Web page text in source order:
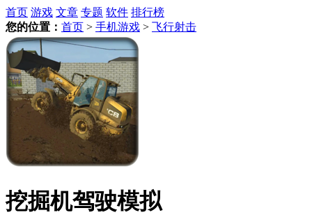
首页 游戏 文章 专题 软件 排行榜
您的位置： 首页 > 手机游戏 > 飞行射击
挖掘机驾驶模拟